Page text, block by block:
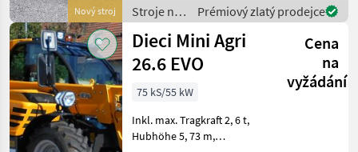
Nový stroj
Anhängekupplung + Bereifu
Stroje na
stavbu /
Giant
Prémiový zlatý prodejce
Dieci Mini Agri
26.6 EVO
Cena
na
vyžádání
75 kS/55 kW
Inkl. max. Tragkraft 2, 6 t,
Hubhöhe 5, 73 m,